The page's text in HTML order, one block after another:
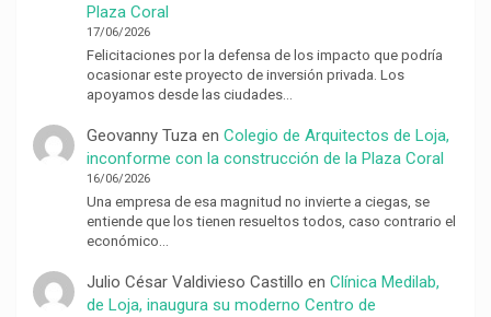
Plaza Coral
17/06/2026
Felicitaciones por la defensa de los impacto que podría
ocasionar este proyecto de inversión privada. Los
apoyamos desde las ciudades…
Geovanny Tuzaen Colegio de Arquitectos de Loja,
inconforme con la construcción de la Plaza Coral
16/06/2026
Una empresa de esa magnitud no invierte a ciegas, se
entiende que los tienen resueltos todos, caso contrario el
económico…
Julio César Valdivieso Castillo en Clínica Medilab,
de Loja, inaugura su moderno Centro de